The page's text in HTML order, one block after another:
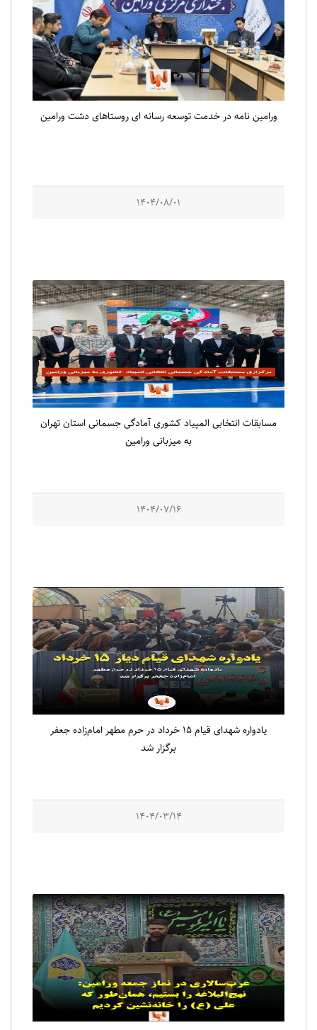
ورامین نامه در خدمت توسعه رسانه ای روستاهای دشت ورامین
1404/08/01
مسابقات انتخابی المپیاد کشوری آمادگی جسمانی استان تهران
به میزبانی ورامین
1404/07/16
یادواره شهدای قیام ۱۵ خرداد در حرم مطهر امام‌زاده جعفر
برگزار شد
1404/03/14